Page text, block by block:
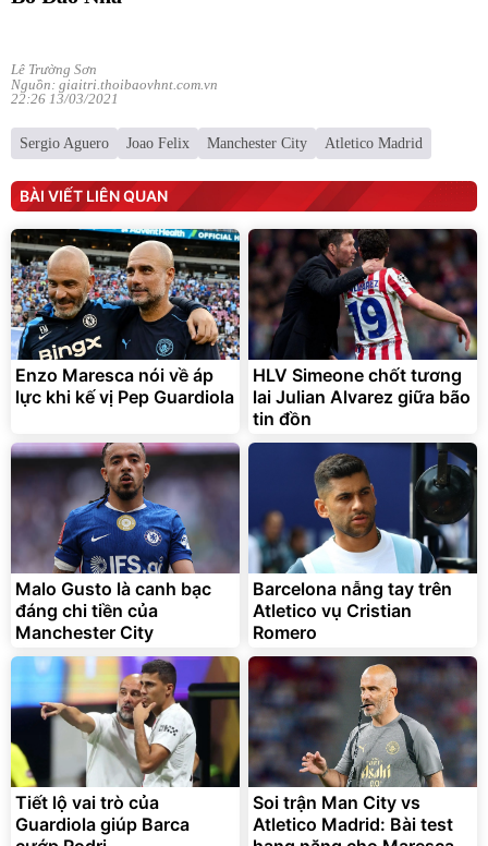
Sergio Aguero
BÀI VIẾT LIÊN QUAN
Enzo Maresca nói về áp
lực khi kế vị Pep Guardiola
HLV Simeone chốt tương
lai Julian Alvarez giữa bão
tin đồn
Malo Gusto là canh bạc
đáng chi tiền của
Manchester City
Barcelona nẫng tay trên
Atletico vụ Cristian
Romero
Tiết lộ vai trò của
Guardiola giúp Barca
cướp Rodri
Soi trận Man City vs
Atletico Madrid: Bài test
hạng nặng cho Maresca